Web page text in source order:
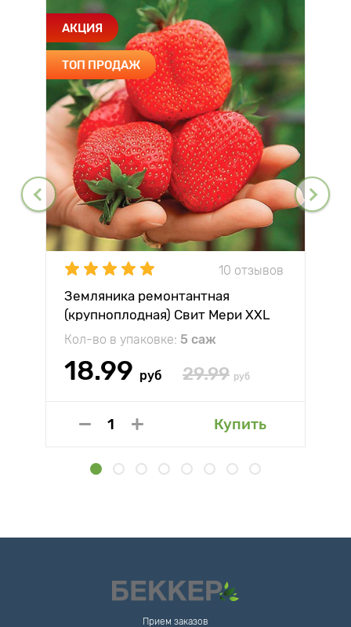
АКЦИЯ
ТОП ПРОДАЖ
10 отзывов
Земляника ремонтантная
(крупноплодная) Свит Мери XXL
Кол-во в упаковке: 5 саж
18.99 руб 29.99 руб
Купить
Прием заказов